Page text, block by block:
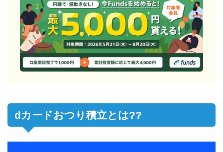
dカードおつり積立とは??